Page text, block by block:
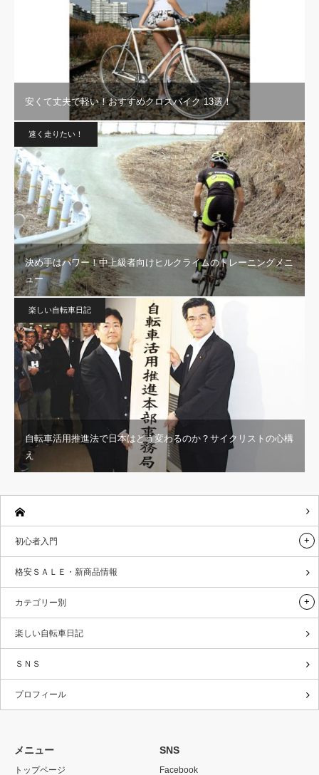
安くて丈夫で軽い！おすすめクロスバイク 13選！
速く走りたい！
決め手はパワー！中上級者向けヒルクライムのトレーニングメニ
ュー
楽しい自転車日記
自転車活用推進法で日本はどう変わるのか？サイクリストの心構
え
初心者入門
格安ＳＡＬＥ・新商品情報
カテゴリー別
楽しい自転車日記
ＳＮＳ
プロフィール
メニュー
トップページ
SNS
Facebook